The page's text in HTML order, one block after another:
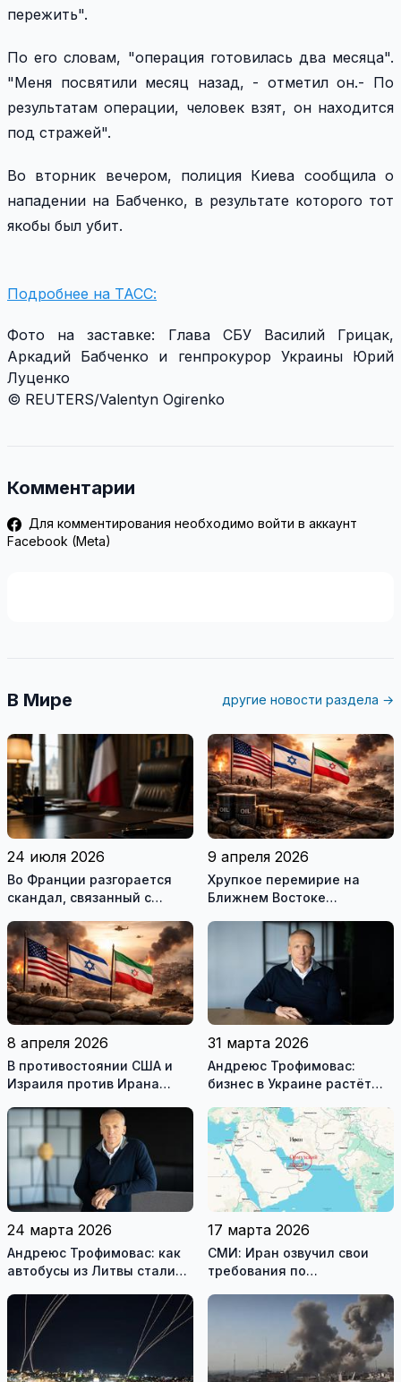
пережить".
По его словам, "операция готовилась два месяца".
"Меня посвятили месяц назад, - отметил он.- По
результатам операции, человек взят, он находится
под стражей".
Во вторник вечером, полиция Киева сообщила о
нападении на Бабченко, в результате которого тот
якобы был убит.
Подробнее на ТАСС:
Фото на заставке: Глава СБУ Василий Грицак,
Аркадий Бабченко и генпрокурор Украины Юрий
Луценко
© REUTERS/Valentyn Ogirenko
Комментарии
Для комментирования необходимо войти в аккаунт
Facebook (Meta)
В Мире другие новости раздела →
24 июля 2026
Во Франции разгорается
скандал, связанный с
государственными
служащими
9 апреля 2026
Хрупкое перемирие на
Ближнем Востоке
8 апреля 2026
В противостоянии США и
Израиля против Ирана
перемирие
31 марта 2026
Андреюс Трофимовас:
бизнес в Украине растёт
24 марта 2026
Андреюс Трофимовас: как
автобусы из Литвы стали
охваченного огнём
Мариуполя (фотогалерея)
17 марта 2026
СМИ: Иран озвучил свои
требования по